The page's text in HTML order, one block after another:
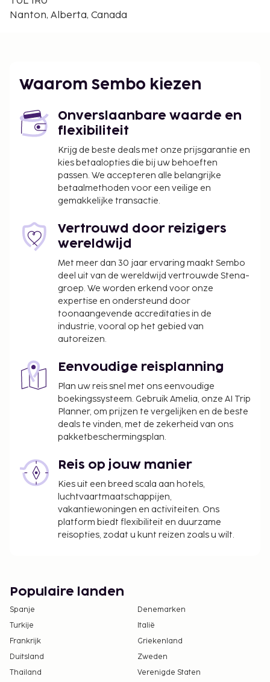
Claresholm Community Centre - 39,8 km
borgsommen zijn mogelijk excl. btw en kunnen
wijzigen.
Nanton, Alberta, Canada
Waarom Sembo kiezen
Onverslaanbare waarde en
flexibiliteit
Krijg de beste deals met onze prijsgarantie en
kies betaalopties die bij uw behoeften
passen. We accepteren alle belangrijke
betaalmethoden voor een veilige en
gemakkelijke transactie.
Vertrouwd door reizigers
wereldwijd
Met meer dan 30 jaar ervaring maakt Sembo
deel uit van de wereldwijd vertrouwde Stena-
groep. We worden erkend voor onze
expertise en ondersteund door
toonaangevende accreditaties in de
industrie, vooral op het gebied van
autoreizen.
Eenvoudige reisplanning
Plan uw reis snel met ons eenvoudige
boekingssysteem. Gebruik Amelia, onze AI Trip
Planner, om prijzen te vergelijken en de beste
deals te vinden, met de zekerheid van ons
pakketbeschermingsplan.
Reis op jouw manier
Kies uit een breed scala aan hotels,
luchtvaartmaatschappijen,
vakantiewoningen en activiteiten. Ons
platform biedt flexibiliteit en duurzame
reisopties, zodat u kunt reizen zoals u wilt.
Populaire landen
Spanje
Denemarken
Turkije
Italië
Frankrijk
Griekenland
Duitsland
Zweden
Thailand
Verenigde Staten